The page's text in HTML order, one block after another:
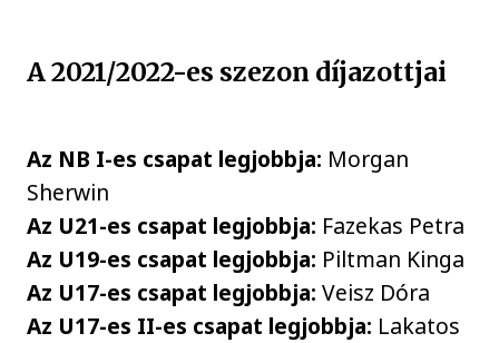
A 2021/2022-es szezon díjazottjai
Az NB I-es csapat legjobbja: Morgan
Sherwin
Az U21-es csapat legjobbja: Fazekas Petra
Az U19-es csapat legjobbja: Piltman Kinga
Az U17-es csapat legjobbja: Veisz Dóra
Az U17-es II-es csapat legjobbja: Lakatos